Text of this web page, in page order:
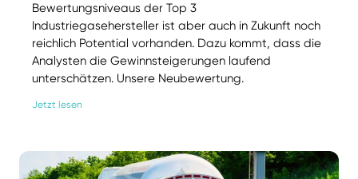
Bewertungsniveaus der Top 3
Industriegasehersteller ist aber auch in Zukunft noch
reichlich Potential vorhanden. Dazu kommt, dass die
Analysten die Gewinnsteigerungen laufend
unterschätzen. Unsere Neubewertung.
Jetzt lesen